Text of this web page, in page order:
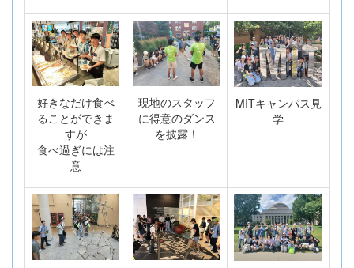
好きなだけ食べ
ることができま
すが
食べ過ぎには注
意
現地のスタッフ
に得意のダンス
を披露！
MITキャンパス見
学